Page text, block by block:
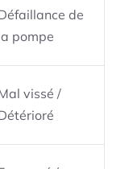
de
pompe
vissé /